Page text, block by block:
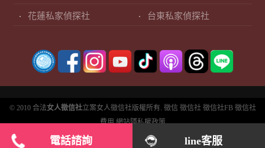
line客服
電話諮詢
花蓮私家偵探社 台東私家偵探社
© 2010 合法女人徵信社立案女人徵信社版權所有. 徵信 徵信社 徵信社FB 徵信社
費用 網站隱私權政策